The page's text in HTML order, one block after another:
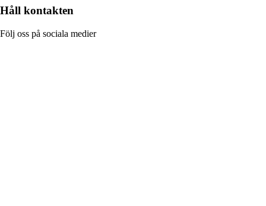
Håll kontakten
Följ oss på sociala medier